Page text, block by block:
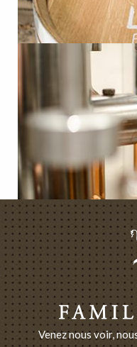
Venez nous voir,